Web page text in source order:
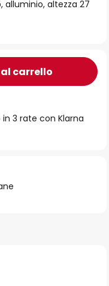
alluminio, altezza 27
carrello
3 rate con Klarna